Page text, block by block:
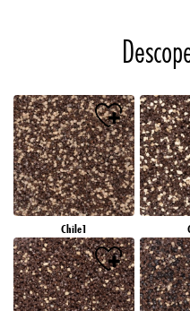
Chile1